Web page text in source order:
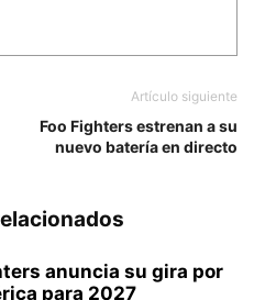
Artículo siguiente
Foo Fighters estrenan a su
nuevo batería en directo
anuncia su gira por
para 2027